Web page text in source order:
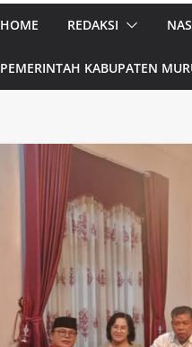
HOME REDAKSI
PEMERINTAH KABUPATEN